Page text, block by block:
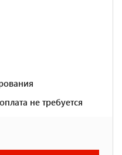
не требуется